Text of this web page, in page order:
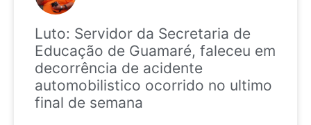
Luto: Servidor da Secretaria de
Educação de Guamaré, faleceu em
decorrência de acidente
automobilistico ocorrido no ultimo
final de semana